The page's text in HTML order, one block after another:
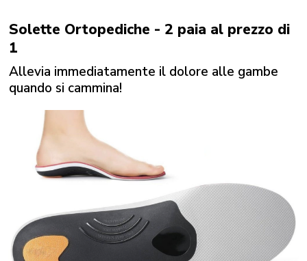
Solette Ortopediche - 2 paia al prezzo di
1
Allevia immediatamente il dolore alle gambe
quando si cammina!